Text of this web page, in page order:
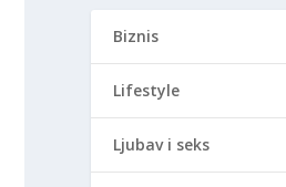
Biznis
Lifestyle
Ljubav i seks